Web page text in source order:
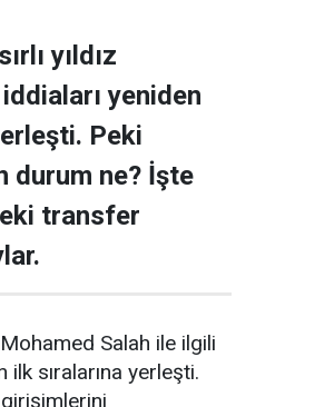
yıldız
yeniden
Peki
durum ne? İşte
transfer
Mohamed Salah ile ilgili
ilk sıralarına yerleşti.